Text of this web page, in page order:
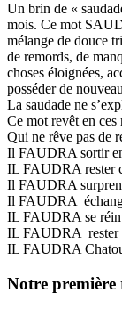
Un brin de «
mois. Ce mot
mélange de douce
de remords, de
choses éloignées,
posséder de
La saudade ne
Ce mot revêt en ces
Qui ne rêve pas de
Il FAUDRA sortir
IL FAUDRA rester
Il FAUDRA
Il FAUDRA
IL FAUDRA se
IL FAUDRA rester
IL FAUDRA
Notre première